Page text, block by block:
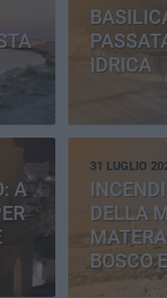
IDRICA
A
31 LUGLIO
DELLA
BOSCO E